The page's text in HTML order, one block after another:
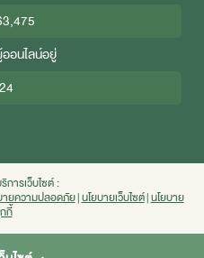
อนไลน์อยู่
การเว็บไซต์ :
ายความปลอดภัย|นโยบายเว็บไซต์|นโยบาย
กี้